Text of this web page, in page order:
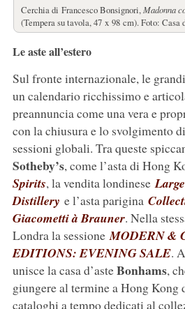
Cerchia di Francesco Bonsignori,Madonna
(Tempera su tavola, 47 x 98 cm). Foto:
Le aste all’estero
Sul fronte internazionale, le
un calendario ricchissimo e
preannuncia come una vera e
con la chiusura e lo svolgimento
sessioni globali. Tra queste
Sotheby’s, come l’asta di Hong
Spirits, la vendita londinese
Distillery e l’asta parigina
Giacometti à Brauner. Nella
Londra la sessione MODERN &
EDITIONS: EVENING SALE.
unisce la casa d’asteBonhams,
giungere al termine a Hong Kong
cataloghi a tempo dedicati al